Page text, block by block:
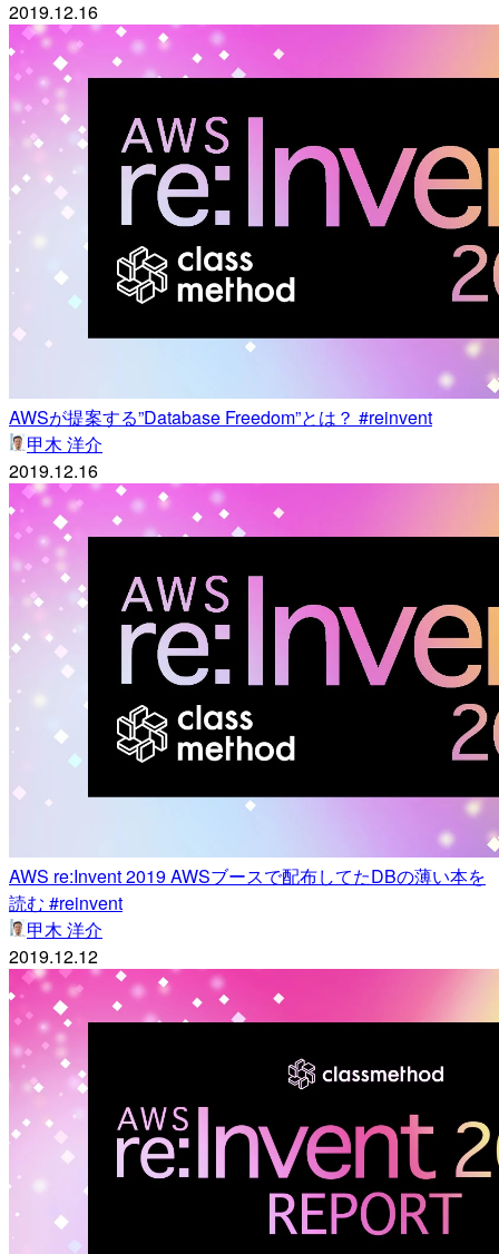
2019.12.16
AWSが提案する”Database Freedom”とは？ #reinvent
甲木 洋介
2019.12.16
AWS re:Invent 2019 AWSブースで配布してたDBの薄い本を
読む #reinvent
甲木 洋介
2019.12.12